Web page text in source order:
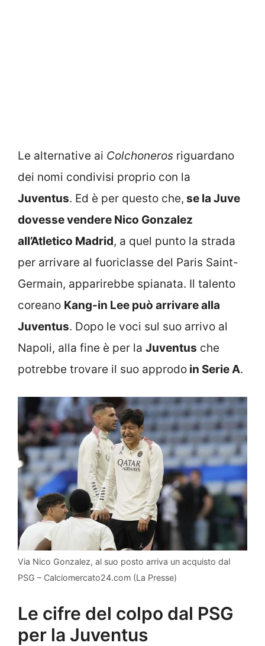
Le alternative ai Colchoneros riguardano
dei nomi condivisi proprio con la
Juventus. Ed è per questo che, se la Juve
dovesse vendere Nico Gonzalez
all’Atletico Madrid, a quel punto la strada
per arrivare al fuoriclasse del Paris Saint-
Germain, apparirebbe spianata. Il talento
coreano Kang-in Lee può arrivare alla
Juventus. Dopo le voci sul suo arrivo al
Napoli, alla fine è per la Juventus che
potrebbe trovare il suo approdo in Serie A.
Via Nico Gonzalez, al suo posto arriva un acquisto dal
PSG – Calciomercato24.com (La Presse)
Le cifre del colpo dal PSG
per la Juventus